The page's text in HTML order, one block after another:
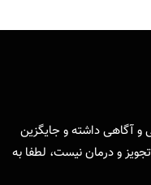
و آگاهی داشته و جایگزین
و درمان نیست، لطفا به